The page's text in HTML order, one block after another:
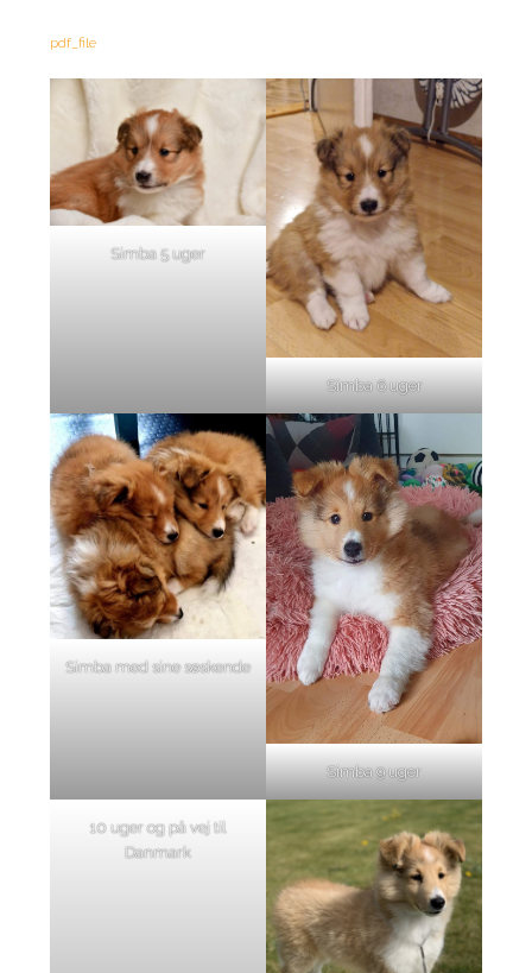
pdf_file
Simba 5 uger
Simba 6 uger
Simba med sine søskende
Simba 9 uger
10 uger og på vej til
Danmark